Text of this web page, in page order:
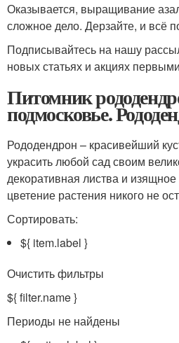
Оказывается, выращивание
сложное дело. Дерзайте, и всё
Подписывайтесь на нашу
новых статьях и акциях
Питомник
подмосковье.
Рододендрон – красивейший
украсить любой сад своим
декоративная листва и
цветение растения никого не
Сортировать:
${ item.label }
Очистить фильтры
${ filter.name }
Периоды не найдены